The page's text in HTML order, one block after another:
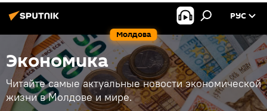
Молдова
РУС
Экономика
Читайте самые актуальные новости экономической
жизни в Молдове и мире.